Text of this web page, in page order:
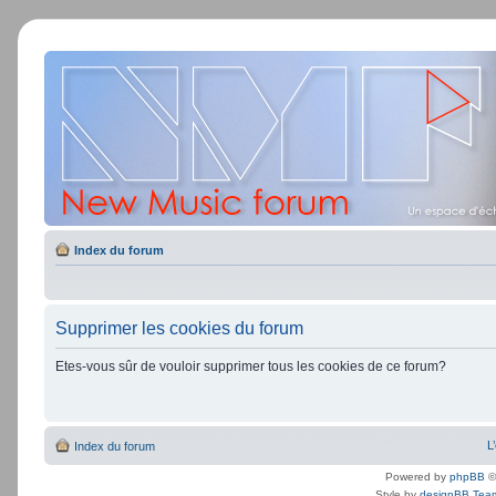
Index du forum
Supprimer les cookies du forum
Etes-vous sûr de vouloir supprimer tous les cookies de ce forum?
Index du forum
Powered by phpBB